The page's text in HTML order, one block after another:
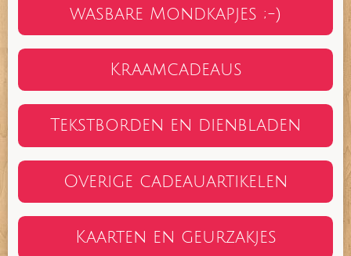
wasbare Mondkapjes ;-)
Kraamcadeaus
Tekstborden en dienbladen
Overige cadeauartikelen
Kaarten en geurzakjes